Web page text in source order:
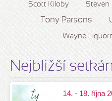
Scott Kiloby Steven
Tony Parsons
Wayne
Nejbližší
14. - 18. října